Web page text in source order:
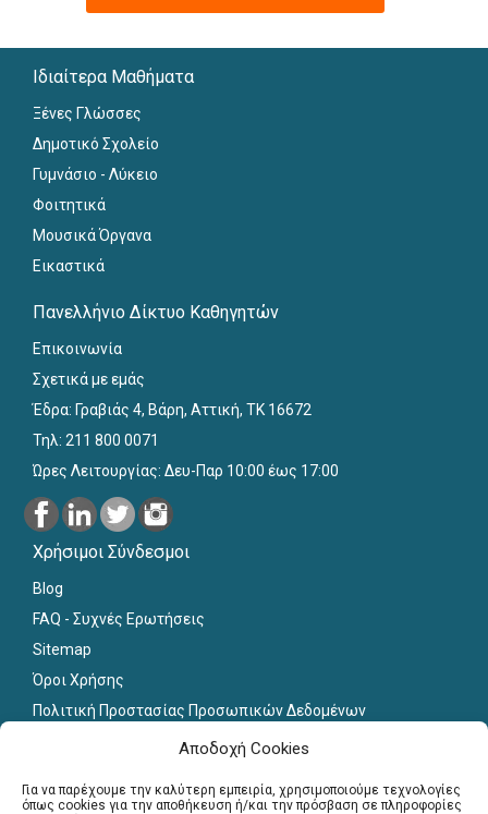
Αποδοχή Cookies
Για να παρέχουμε την καλύτερη εμπειρία, χρησιμοποιούμε τεχνολογίες
όπως cookies για την αποθήκευση ή/και την πρόσβαση σε πληροφορίες
Ιδιαίτερα Μαθήματα
Ξένες Γλώσσες
Δημοτικό Σχολείο
Γυμνάσιο - Λύκειο
Φοιτητικά
Μουσικά Όργανα
Εικαστικά
Πανελλήνιο Δίκτυο Καθηγητών
Επικοινωνία
Σχετικά με εμάς
Έδρα: Γραβιάς 4, Βάρη, Αττική, ΤΚ 16672
Τηλ: 211 800 0071
Ώρες Λειτουργίας: Δευ-Παρ 10:00 έως 17:00
Χρήσιμοι Σύνδεσμοι
Blog
FAQ - Συχνές Ερωτήσεις
Sitemap
Όροι Χρήσης
Πολιτική Προστασίας Προσωπικών Δεδομένων
Για εκπαιδευτικούς